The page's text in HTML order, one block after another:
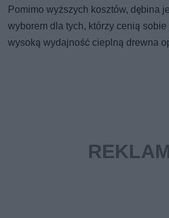
Pomimo wyższych kosztów, dębina
wyborem dla tych, którzy cenią sobie
wysoką wydajność cieplną drewna